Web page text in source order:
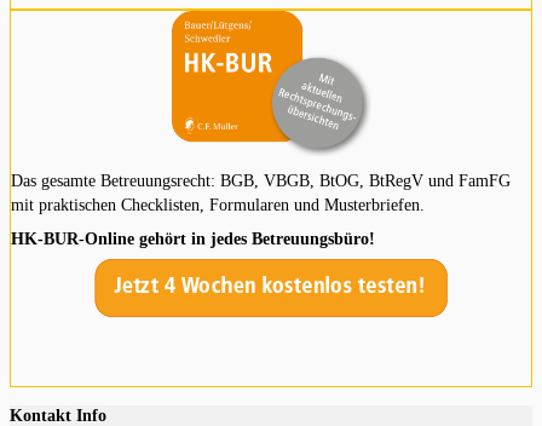
Das gesamte Betreuungsrecht: BGB, VBGB, BtOG, BtRegV und FamFG
mit praktischen Checklisten, Formularen und Musterbriefen.
HK-BUR-Online gehört in jedes Betreuungsbüro!
Kontakt Info